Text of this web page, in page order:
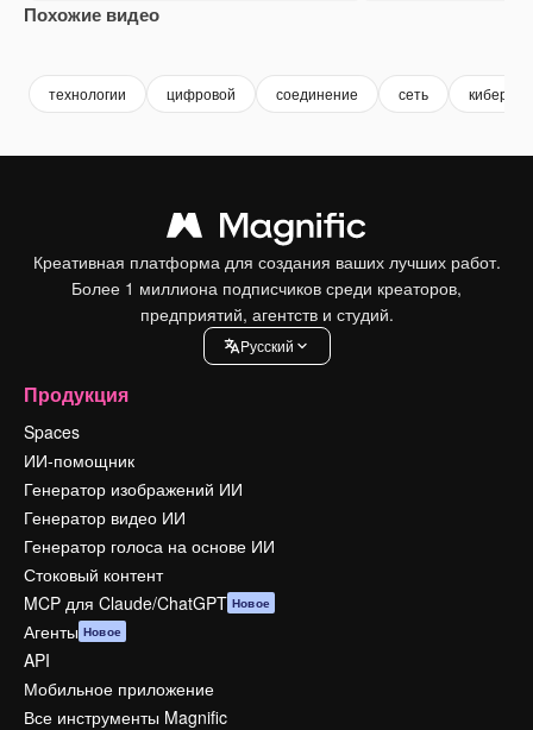
Похожие видео
технологии цифровой соединение сеть кибер
Креативная платформа для создания ваших лучших работ.
Более 1 миллиона подписчиков среди креаторов,
предприятий, агентств и студий.
Pусский
Продукция
Spaces
ИИ-помощник
Генератор изображений ИИ
Генератор видео ИИ
Генератор голоса на основе ИИ
Стоковый контент
MCP для Claude/ChatGPT Новое
Агенты Новое
API
Мобильное приложение
Все инструменты Magnific